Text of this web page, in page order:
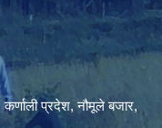
कर्णाली प्रदेश, नौमूले बजार,